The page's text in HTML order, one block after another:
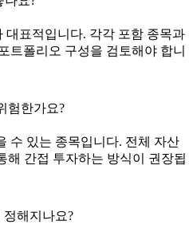
표적입니다. 각각 포함 종목과
트폴리오 구성을 검토해야 합니
험한가요?
수 있는 종목입니다. 전체 자산
해 간접 투자하는 방식이 권장됩
해지나요?